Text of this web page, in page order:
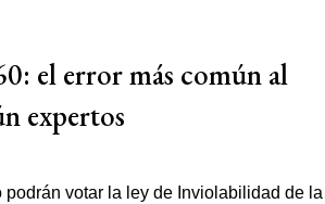
el error más común al
expertos